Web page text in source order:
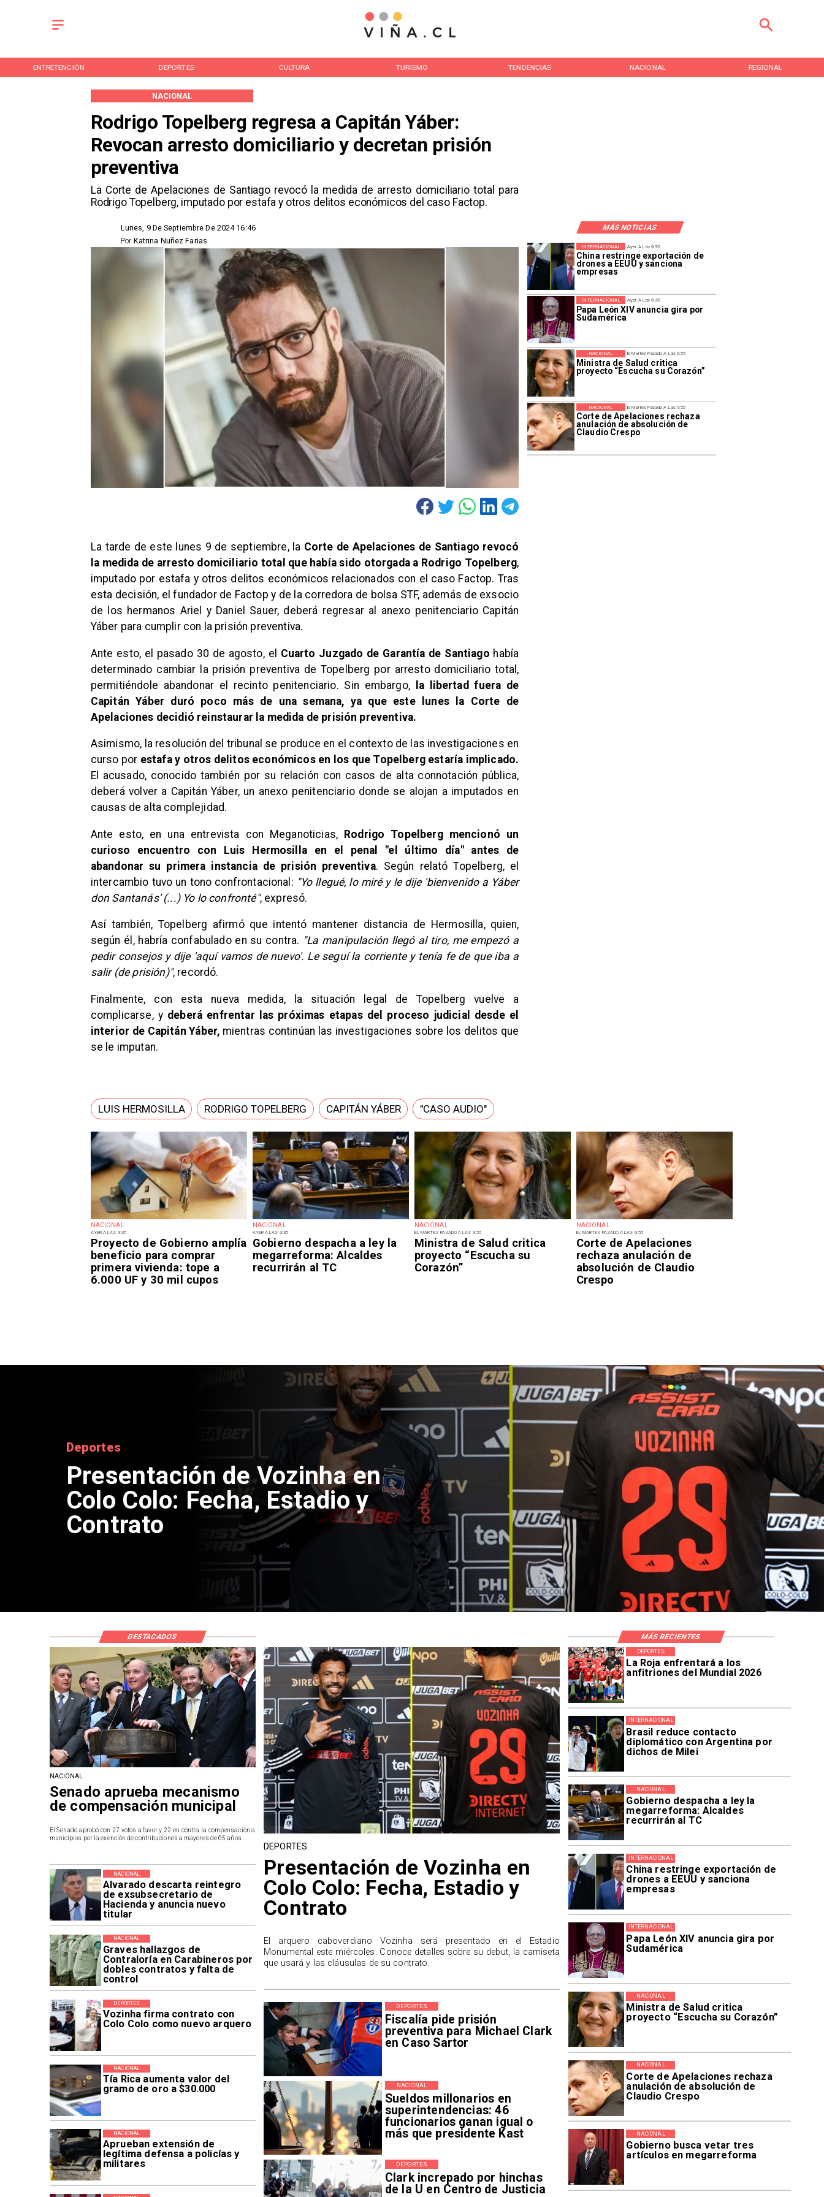
ENTRETENCIÓN DEPORTES CULTURA TURISMO TENDENCIAS NACIONAL REGIONAL
Rodrigo Topelberg regresa a Capitán Yáber:
Revocan arresto domiciliario y decretan prisión
preventiva
​La Corte de Apelaciones de Santiago revocó la medida de arresto domiciliario total para
Rodrigo Topelberg, imputado por estafa y otros delitos económicos del caso Factop.
NACIONAL
MÁS NOTICIAS
Lunes, 9 De Septiembre De 2024 16:46
Katrina Nuñez Farias
Por
NACIONAL
AYER A LAS 9:35
Proyecto de Gobierno amplía
beneficio para comprar
primera vivienda: tope a
6.000 UF y 30 mil cupos
NACIONAL
AYER A LAS 9:35
Gobierno despacha a ley la
megarreforma: Alcaldes
recurrirán al TC
NACIONAL
EL MARTES PASADO A LAS 9:55
Ministra de Salud critica
proyecto “Escucha su
Corazón”
NACIONAL
EL MARTES PASADO A LAS 9:55
Corte de Apelaciones
rechaza anulación de
absolución de Claudio
Crespo
Ayer A Las 9:35
China restringe exportación de
drones a EEUU y sanciona
empresas
INTERNACIONAL
Ayer A Las 9:35
Papa León XIV anuncia gira por
Sudamérica
INTERNACIONAL
El Martes Pasado A Las 9:55
Ministra de Salud critica
proyecto “Escucha su Corazón”
NACIONAL
El Martes Pasado A Las 9:55
Corte de Apelaciones rechaza
anulación de absolución de
Claudio Crespo
NACIONAL
La tarde de este lunes 9 de septiembre, la Corte de Apelaciones de Santiago revocó
la medida de arresto domiciliario total que había sido otorgada a Rodrigo Topelberg,
imputado por estafa y otros delitos económicos relacionados con el caso Factop. Tras
esta decisión, el fundador de Factop y de la corredora de bolsa STF, además de exsocio
de los hermanos Ariel y Daniel Sauer, deberá regresar al anexo penitenciario Capitán
Yáber para cumplir con la prisión preventiva.
Ante esto, el pasado 30 de agosto, el Cuarto Juzgado de Garantía de Santiago había
determinado cambiar la prisión preventiva de Topelberg por arresto domiciliario total,
permitiéndole abandonar el recinto penitenciario. Sin embargo,
la libertad fuera de
Capitán Yáber duró poco más de una semana, ya que este lunes la Corte de
Apelaciones decidió reinstaurar la medida de prisión preventiva.
Asimismo, la resolución del tribunal se produce en el contexto de las investigaciones en
curso por estafa y otros delitos económicos en los que Topelberg estaría implicado.
El acusado, conocido también por su relación con casos de alta connotación pública,
deberá volver a Capitán Yáber, un anexo penitenciario donde se alojan a imputados en
causas de alta complejidad.
Ante esto, en una entrevista con Meganoticias, Rodrigo Topelberg mencionó un
curioso encuentro con Luis Hermosilla en el penal "el último día" antes de
abandonar su primera instancia de prisión preventiva. Según relató Topelberg, el
intercambio tuvo un tono confrontacional: "Yo llegué, lo miré y le dije 'bienvenido a Yáber
don Santanás' (...) Yo lo confronté", expresó.
Así también, Topelberg afirmó que intentó mantener distancia de Hermosilla, quien,
según él, habría confabulado en su contra. "La manipulación llegó al tiro, me empezó a
pedir consejos y dije 'aquí vamos de nuevo'. Le seguí la corriente y tenía fe de que iba a
salir (de prisión)", recordó.
Finalmente, con esta nueva medida, la situación legal de Topelberg vuelve a
complicarse, y deberá enfrentar las próximas etapas del proceso judicial desde el
interior de Capitán Yáber, mientras continúan las investigaciones sobre los delitos que
se le imputan.
LUIS HERMOSILLA RODRIGO TOPELBERG CAPITÁN YÁBER "CASO AUDIO"
Nacional
Senado aprueba mecanismo de
compensación municipal
La Roja enfrentará a los
anfitriones del Mundial 2026
DEPORTES
Brasil reduce contacto
diplomático con Argentina por
dichos de Milei
INTERNACIONAL
Gobierno despacha a ley la
megarreforma: Alcaldes
recurrirán al TC
NACIONAL
China restringe exportación de
drones a EEUU y sanciona
empresas
INTERNACIONAL
Papa León XIV anuncia gira por
Sudamérica
INTERNACIONAL
Ministra de Salud critica
proyecto “Escucha su Corazón”
NACIONAL
Corte de Apelaciones rechaza
anulación de absolución de
Claudio Crespo
NACIONAL
Gobierno busca vetar tres
artículos en megarreforma
NACIONAL
Alvarado descarta reintegro
de exsubsecretario de
Hacienda y anuncia nuevo
titular
NACIONAL
Graves hallazgos de
Contraloría en Carabineros por
dobles contratos y falta de
control
NACIONAL
Vozinha firma contrato con
Colo Colo como nuevo arquero
DEPORTES
Tía Rica aumenta valor del
gramo de oro a $30.000
NACIONAL
Aprueban extensión de
legítima defensa a policías y
militares
NACIONAL
Fiscalía pide prisión
preventiva para Michael Clark
en Caso Sartor
DEPORTES
Sueldos millonarios en
superintendencias: 46
funcionarios ganan igual o
más que presidente Kast
NACIONAL
Clark increpado por hinchas
de la U en Centro de Justicia
DEPORTES
NACIONAL
Senado aprueba mecanismo
de compensación municipal
El Senado aprobó con 27 votos a favor y 22 en contra la compensación a
municipios por la exención de contribuciones a mayores de 65 años.
DEPORTES
Presentación de Vozinha en
Colo Colo: Fecha, Estadio y
Contrato
El arquero caboverdiano Vozinha será presentado en el Estadio
Monumental este miércoles. Conoce detalles sobre su debut, la camiseta
que usará y las cláusulas de su contrato.
DESTACADOS MÁS RECIENTES